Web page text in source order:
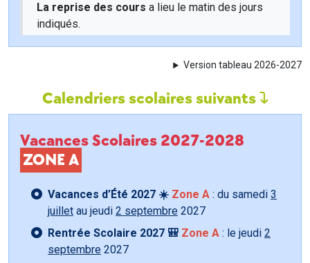
La reprise des cours a lieu le matin des jours
indiqués.
Version tableau 2026-2027
Calendriers scolaires suivants
Vacances Scolaires 2027-2028
ZONE A
Vacances d’Été 2027 ☀️ Zone A : du samedi 3
juillet au jeudi 2 septembre 2027
Rentrée Scolaire 2027 🎒 Zone A : le jeudi 2
septembre 2027